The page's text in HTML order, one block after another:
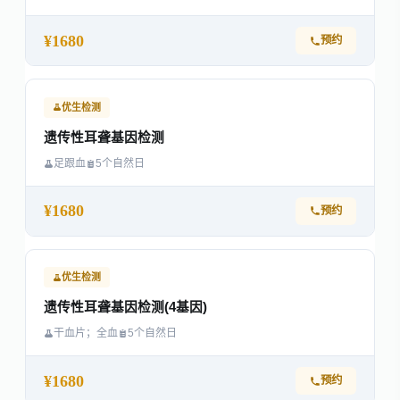
¥1680 预约
优生检测
遗传性耳聋基因检测
足跟血 5个自然日
¥1680 预约
优生检测
遗传性耳聋基因检测(4基因)
干血片；全血 5个自然日
¥1680 预约